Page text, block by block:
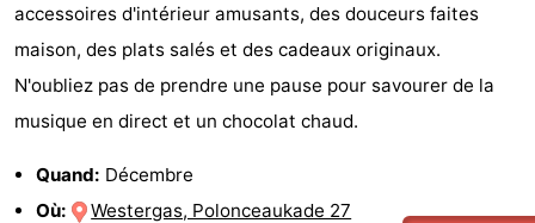
accessoires d'intérieur amusants, des douceurs faites
maison, des plats salés et des cadeaux originaux.
N'oubliez pas de prendre une pause pour savourer de la
musique en direct et un chocolat chaud.
Quand: Décembre
Où:
Westergas, Polonceaukade 27